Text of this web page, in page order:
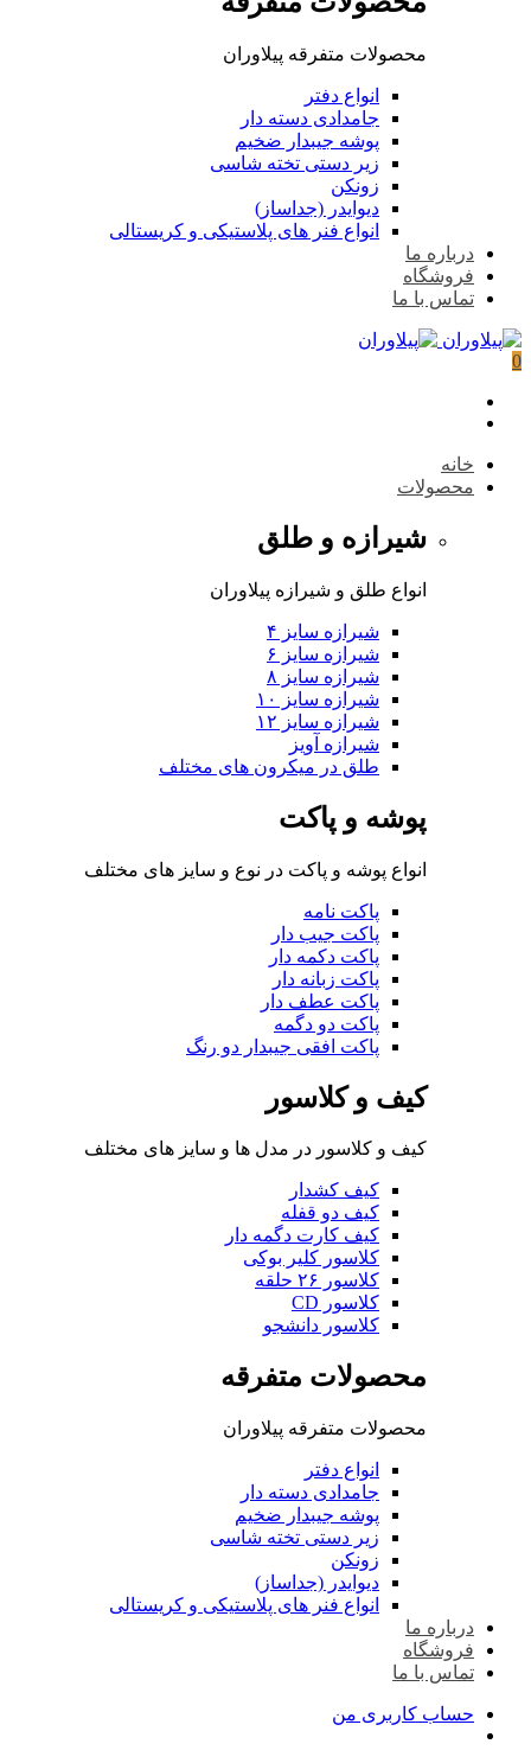
محصولات متفرقه پیلاوران
انواع دفتر
جامدادی دسته دار
پوشه جیبدار ضخیم
زیر دستی تخته شاسی
زونکن
دیوایدر (جداساز)
انواع فنر های پلاستیکی و کریستالی
درباره ما
فروشگاه
تماس با ما
0
خانه
محصولات
شیرازه و طلق
انواع طلق و شیرازه پیلاوران
شیرازه سایز ۴
شیرازه سایز ۶
شیرازه سایز ۸
شیرازه سایز ۱۰
شیرازه سایز ۱۲
شیرازه آویز
طلق در میکرون های مختلف
پوشه و پاکت
انواع پوشه و پاکت در نوع و سایز های مختلف
پاکت نامه
پاکت جیب دار
پاکت دکمه دار
پاکت زبانه دار
پاکت عطف دار
پاکت دو دگمه
پاکت افقی جیبدار دو رنگ
کیف و کلاسور
کیف و کلاسور در مدل ها و سایز های مختلف
کیف کشدار
کیف دو قفله
کیف کارت دگمه دار
کلاسور کلیر بوکی
کلاسور ۲۶ حلقه
کلاسور CD
کلاسور دانشجو
محصولات متفرقه
محصولات متفرقه پیلاوران
انواع دفتر
جامدادی دسته دار
پوشه جیبدار ضخیم
زیر دستی تخته شاسی
زونکن
دیوایدر (جداساز)
انواع فنر های پلاستیکی و کریستالی
درباره ما
فروشگاه
تماس با ما
حساب کاربری من